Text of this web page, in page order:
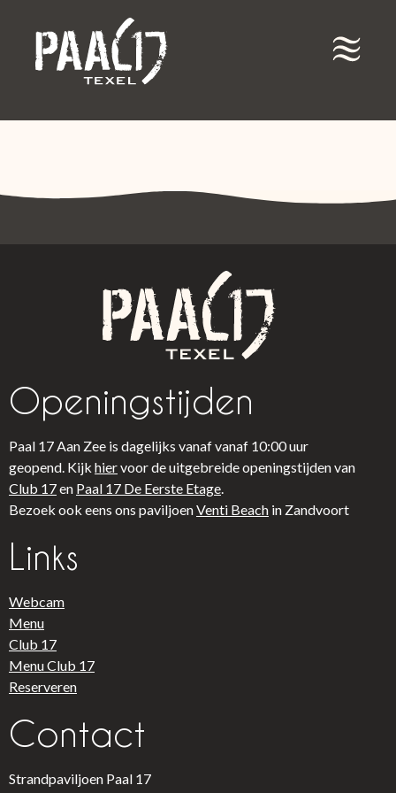
Openingstijden
Paal 17 Aan Zee is dagelijks vanaf vanaf 10:00 uur
geopend. Kijk hiervoor de uitgebreide openingstijden van
Club 17en Paal 17 De Eerste Etage.
Bezoek ook eens ons paviljoenVenti Beach in Zandvoort
Links​
Webcam
Menu
Club 17
Menu Club 17
Reserveren
Contact
Strandpaviljoen Paal 17